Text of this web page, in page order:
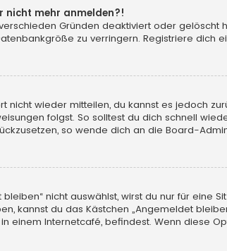
nicht mehr anmelden?!
Gründen deaktiviert oder
zu verringern. Registriere dich
nicht wieder mitteilen, du kannst es jedoch
folgst. So solltest du dich schnell
so wende dich an die Board-
nicht auswählst, wirst du nur für eine
kannst du das Kästchen „Angemeldet
einem Internetcafé, befindest. Wenn diese